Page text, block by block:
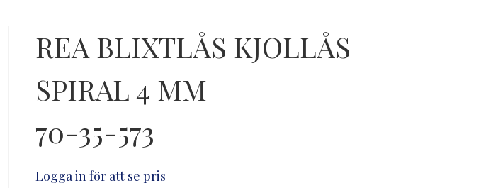
REA BLIXTLÅS KJOLLÅS
SPIRAL 4 MM
70-35-573
Logga in för att se pris